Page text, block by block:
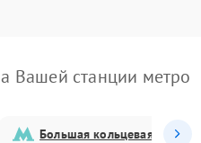
Вашей станции метро
Большая кольцевая